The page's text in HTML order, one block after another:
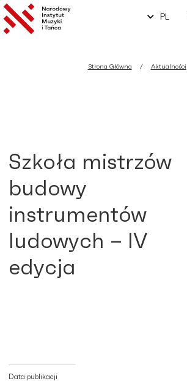
PL
Strona Główna Aktualności
Szkoła mistrzów
budowy
instrumentów
ludowych – IV
edycja
Data publikacji